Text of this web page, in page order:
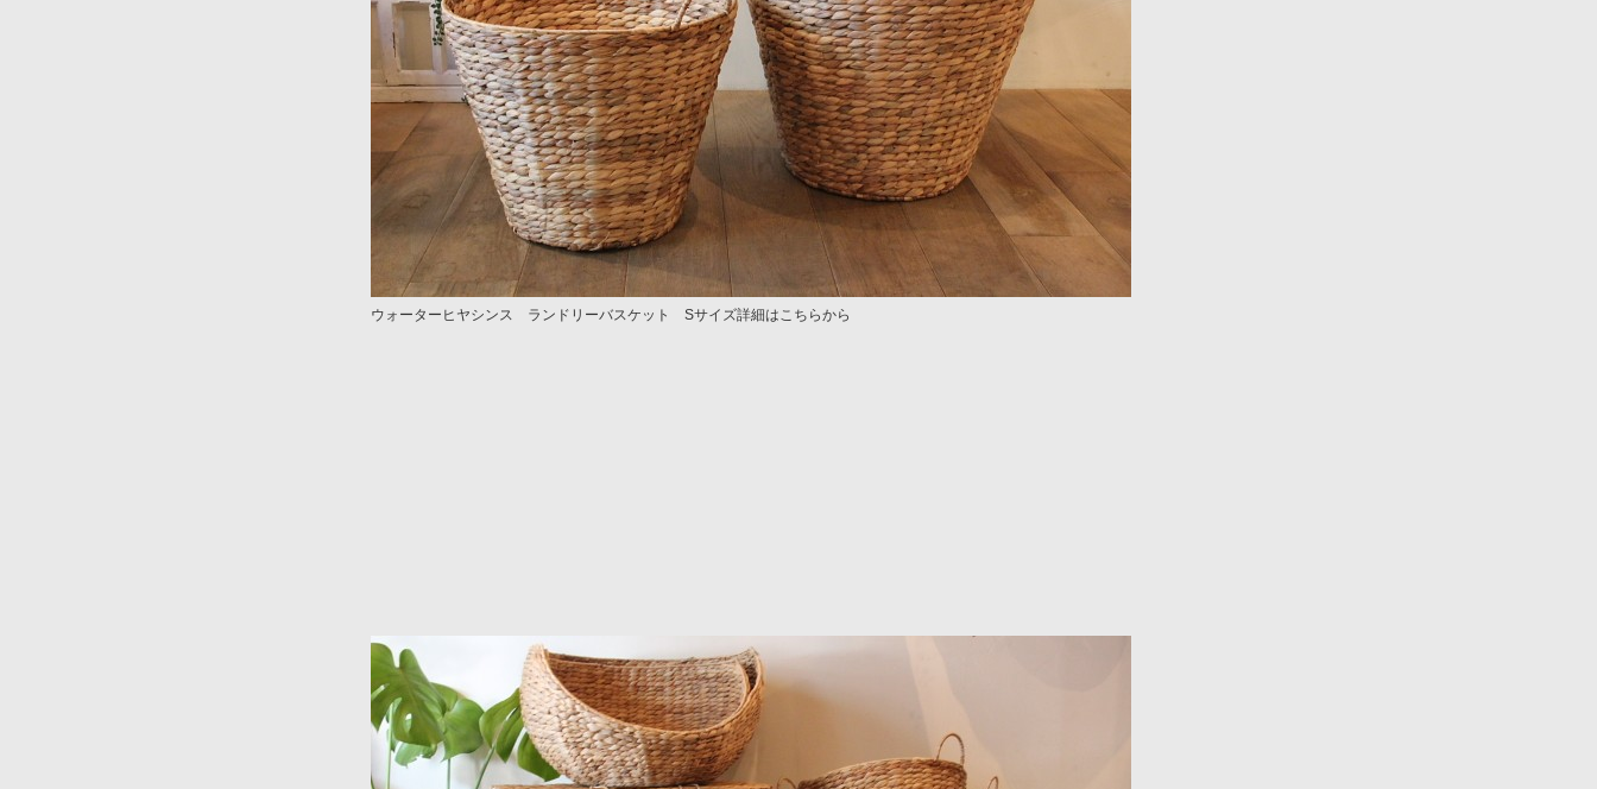
ウォーターヒヤシンス ランドリーバスケット Sサイズ詳細はこちらから